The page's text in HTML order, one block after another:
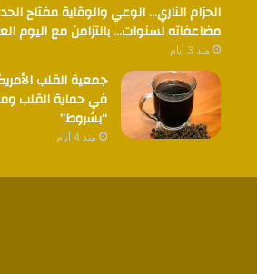
الحزام الناري… الوعي والوقاية مفتاح
مضاعفاته لسنوات… بالتزامن مع اليوم
منذ 3 أيام
جمعية القلب
في حماية القلب
“بشروط”
منذ 4 أيام